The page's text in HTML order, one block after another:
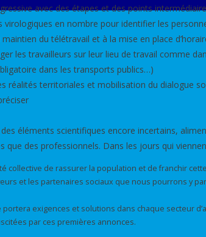
avec des étapes et des points
virologiques en nombre pour identifier les
du télétravail et à la mise en place
les travailleurs sur leur lieu de travail comme
dans les transports publics…)
réalités territoriales et mobilisation du dialogue
éléments scientifiques encore incertains,
que des professionnels. Dans les jours qui
collective de rassurer la population et de franchir
et les partenaires sociaux que nous pourrons y
portera exigences et solutions dans chaque secteur
par ces premières annonces.